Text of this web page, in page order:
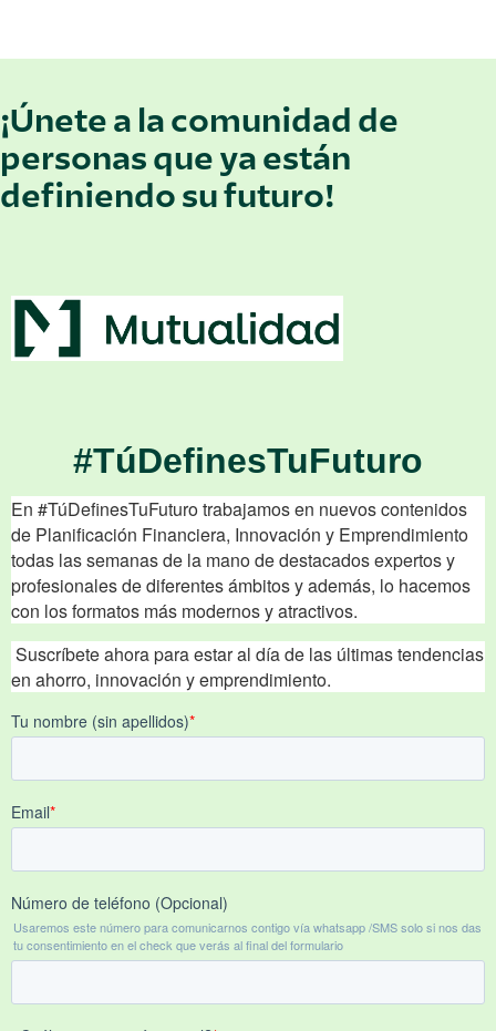
¡Únete a la comunidad de
personas que ya están
definiendo su futuro!